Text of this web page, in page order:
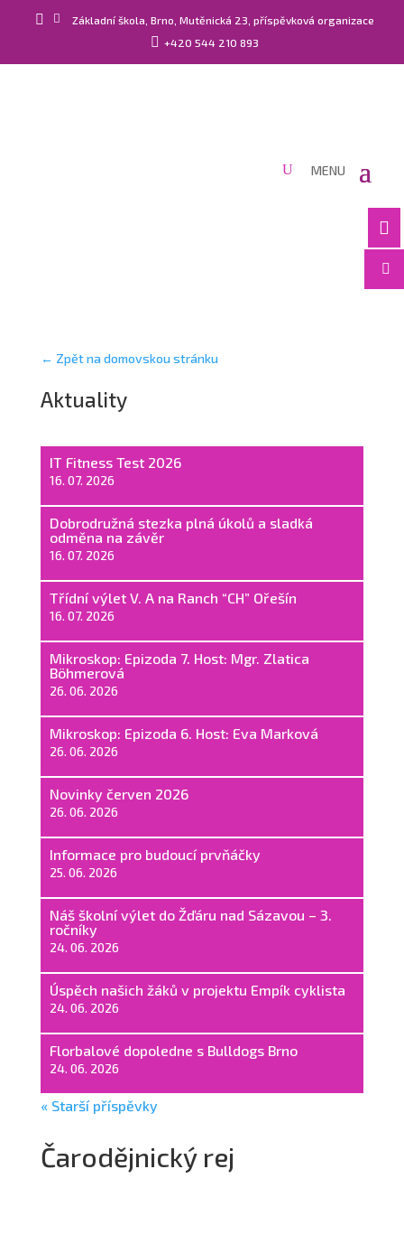
  Základní škola, Brno, Mutěnická 23, příspěvková organizace
 +420 544 210 893


← Zpět na domovskou stránku
Aktuality
IT Fitness Test 2026
16. 07. 2026
Dobrodružná stezka plná úkolů a sladká
odměna na závěr
16. 07. 2026
Třídní výlet V. A na Ranch “CH” Ořešín
16. 07. 2026
Mikroskop: Epizoda 7. Host: Mgr. Zlatica
Böhmerová
26. 06. 2026
Mikroskop: Epizoda 6. Host: Eva Marková
26. 06. 2026
Novinky červen 2026
26. 06. 2026
Informace pro budoucí prvňáčky
25. 06. 2026
Náš školní výlet do Žďáru nad Sázavou – 3.
ročníky
24. 06. 2026
Úspěch našich žáků v projektu Empík cyklista
24. 06. 2026
Florbalové dopoledne s Bulldogs Brno
24. 06. 2026
« Starší příspěvky
Čarodějnický rej